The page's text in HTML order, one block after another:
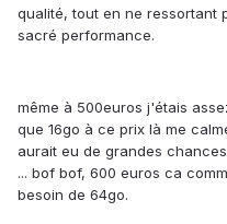
qualité, tout en ne ressortant
sacré performance.
même à 500euros j'étais
que 16go à ce prix là me
aurait eu de grandes
... bof bof, 600 euros ca
besoin de 64go.